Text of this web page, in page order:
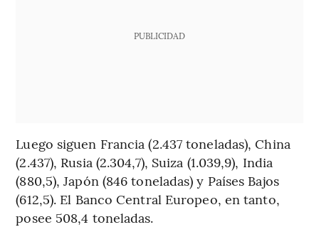
PUBLICIDAD
Luego siguen Francia (2.437 toneladas), China
(2.437), Rusia (2.304,7), Suiza (1.039,9), India
(880,5), Japón (846 toneladas) y Países Bajos
(612,5). El Banco Central Europeo, en tanto,
posee 508,4 toneladas.